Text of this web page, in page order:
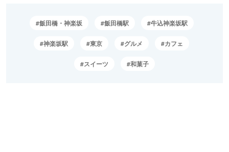
飯田橋・神楽坂 飯田橋駅 牛込神楽坂駅
神楽坂駅 東京 グルメ カフェ
スイーツ 和菓子